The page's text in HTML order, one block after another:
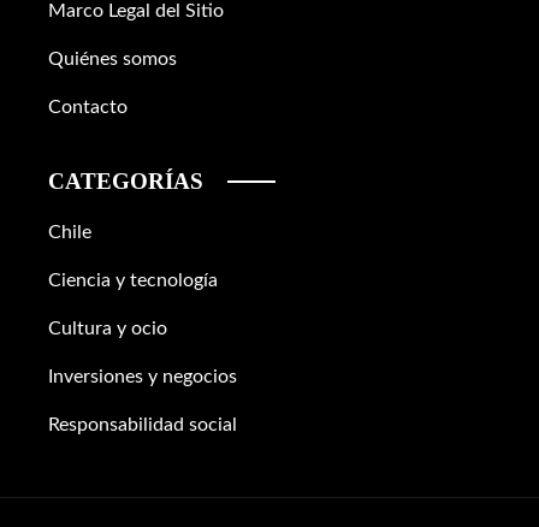
Marco Legal del Sitio
Quiénes somos
Contacto
CATEGORÍAS
Chile
Ciencia y tecnología
Cultura y ocio
Inversiones y negocios
Responsabilidad social